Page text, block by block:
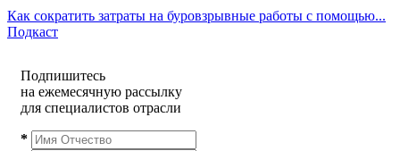
Как сократить затраты на буровзрывные работы с помощью...
Подкаст
Подпишитесь
на ежемесячную рассылку
для специалистов отрасли
*